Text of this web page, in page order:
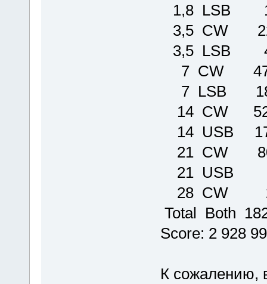
1,8
3,5 CW
3,5
7 CW
7 LSB
14 CW
14 USB
21 CW
21
28
Total Both
Score: 2 928
К сожалению,